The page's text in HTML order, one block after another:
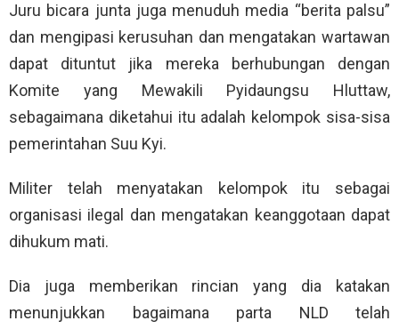
Juru bicara junta juga menuduh media “berita palsu”
dan mengipasi kerusuhan dan mengatakan wartawan
dapat dituntut jika mereka berhubungan dengan
Komite yang Mewakili Pyidaungsu Hluttaw,
sebagaimana diketahui itu adalah kelompok sisa-sisa
pemerintahan Suu Kyi.
Militer telah menyatakan kelompok itu sebagai
organisasi ilegal dan mengatakan keanggotaan dapat
dihukum mati.
Dia juga memberikan rincian yang dia katakan
menunjukkan bagaimana parta NLD telah